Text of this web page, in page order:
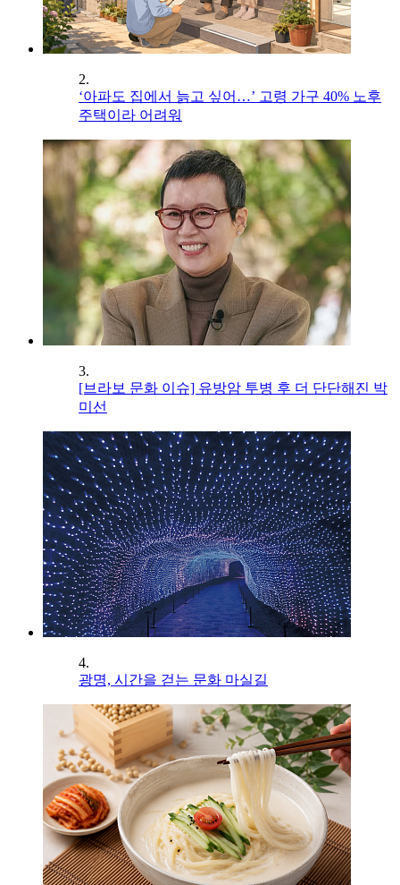
2.
‘아파도 집에서 늙고 싶어…’ 고령 가구 40% 노후
주택이라 어려워
3.
[브라보 문화 이슈] 유방암 투병 후 더 단단해진 박
미선
4.
광명, 시간을 걷는 문화 마실길